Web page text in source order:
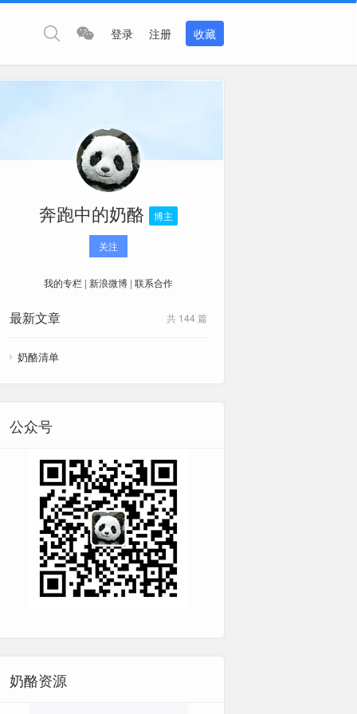
登录 注册 收藏
奔跑中的奶酪 博主
关注
我的专栏 | 新浪微博 | 联系合作
最新文章 共 144 篇
奶酪清单
公众号
奶酪资源